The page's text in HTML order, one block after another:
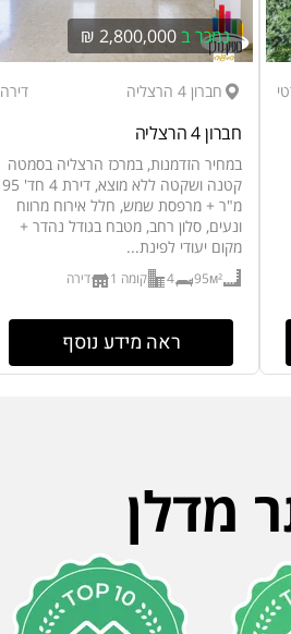
נמכר ב2,800,000 ₪
חברון 4 הרצליה דירה
חברון 4 הרצליה
במחיר הזדמנות, במרכז הרצליה בסמטה
קטנה ושקטה ללא מוצא, דירת 4 חד' 95
מ"ר + מרפסת שמש, חלל אירוח מרווח
ונעים, סלון רחב, מטבח בגודל נהדר +
מקום יעודי לפינת...
95м²
4 קומה 1 דירה
ראה מידע נוסף
מדלן